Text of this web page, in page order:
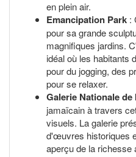
en plein air.
Emancipation Park :
pour sa grande
magnifiques jardins.
idéal où les habitants
pour du jogging, des
pour se relaxer.
Galerie Nationale de
jamaïcain à travers
visuels. La galerie
d'œuvres historiques
aperçu de la richesse